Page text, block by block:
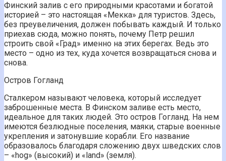
Финский залив с его природными красотами и богатой
историей – это настоящая «Мекка» для туристов. Здесь,
без преувеличения, должен побывать каждый. И только
приехав сюда, можно понять, почему Петр решил
строить свой «Град» именно на этих берегах. Ведь это
место – одно из тех, куда хочется возвращаться снова и
снова.
Остров Гогланд
Сталкером называют человека, который исследует
заброшенные места. В Финском заливе есть место,
идеальное для таких людей. Это остров Гогланд. На нем
имеются безлюдные поселения, маяки, старые военные
укрепления и затонувшие корабли. Его название
образовалось благодаря сложению двух шведских слов
– «hog» (высокий) и «land» (земля).